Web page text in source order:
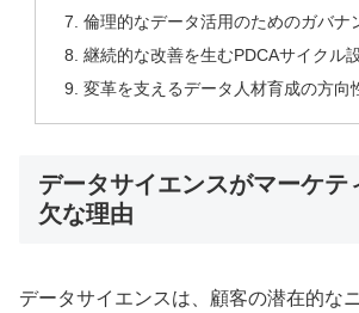
倫理的なデータ活用のためのガバナ
継続的な改善を生むPDCAサイクル
変革を支えるデータ人材育成の方向
データサイエンスがマーケテ
欠な理由
データサイエンスは、顧客の潜在的な